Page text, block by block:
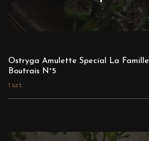
Ostryga Amulette Special La Famille
Boutrais N°5
1 szt.